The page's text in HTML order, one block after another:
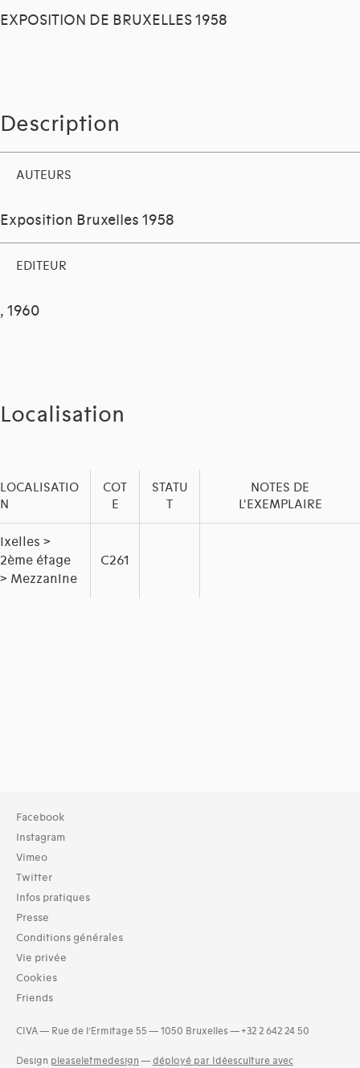
EXPOSITION DE BRUXELLES 1958
Description
AUTEURS
Exposition Bruxelles 1958
EDITEUR
, 1960
Localisation
LOCALISATIO
N
COT
E
STATU
T
NOTES DE
L'EXEMPLAIRE
Ixelles >
2ème étage
> Mezzanine
C261
Facebook
Instagram
Vimeo
Twitter
Infos pratiques
Presse
Conditions générales
Vie privée
Cookies
Friends
CIVA — Rue de l’Ermitage 55 — 1050 Bruxelles — +32 2 642 24 50
Design pleaseletmedesign — déployé par Idéesculture avec